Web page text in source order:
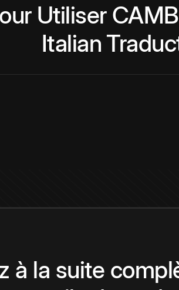
Utiliser
Italian
à la suite